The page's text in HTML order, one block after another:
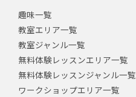
趣味一覧
教室エリア一覧
教室ジャンル一覧
無料体験レッスンエリア一覧
無料体験レッスンジャンル一覧
ワークショップエリア一覧